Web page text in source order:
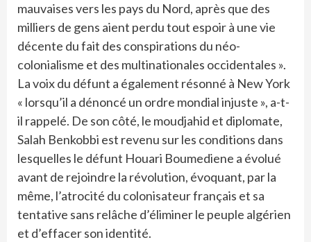
mauvaises vers les pays du Nord, après que des
milliers de gens aient perdu tout espoir à une vie
décente du fait des conspirations du néo-
colonialisme et des multinationales occidentales ».
La voix du défunt a également résonné à New York
« lorsqu’il a dénoncé un ordre mondial injuste », a-t-
il rappelé. De son côté, le moudjahid et diplomate,
Salah Benkobbi est revenu sur les conditions dans
lesquelles le défunt Houari Boumediene a évolué
avant de rejoindre la révolution, évoquant, par la
même, l’atrocité du colonisateur français et sa
tentative sans relâche d’éliminer le peuple algérien
et d’effacer son identité.